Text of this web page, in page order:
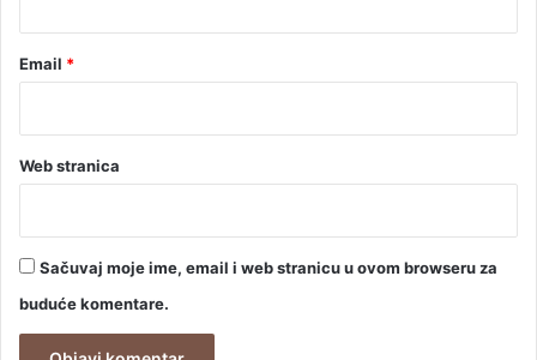
Email *
Web stranica
Sačuvaj moje ime, email i web stranicu u ovom browseru za
buduće komentare.